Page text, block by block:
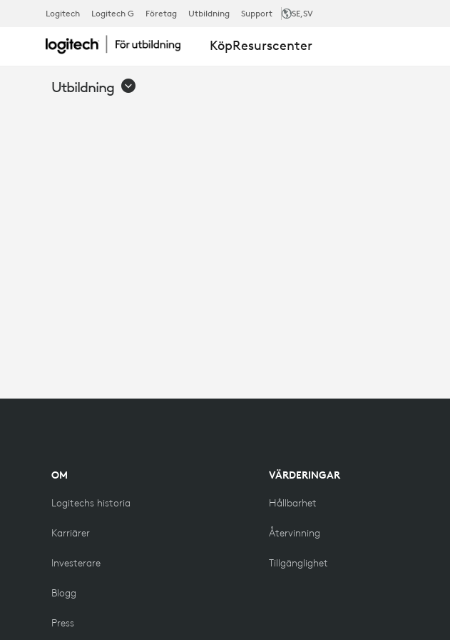
LOGITECH
Logitech Logitech G Företag Utbildning Support SE,SV
KöpResurscenter
Utbildning
OM
Logitechs historia
Karriärer
Investerare
Blogg
Press
VÄRDERINGAR
Hållbarhet
Återvinning
Tillgänglighet